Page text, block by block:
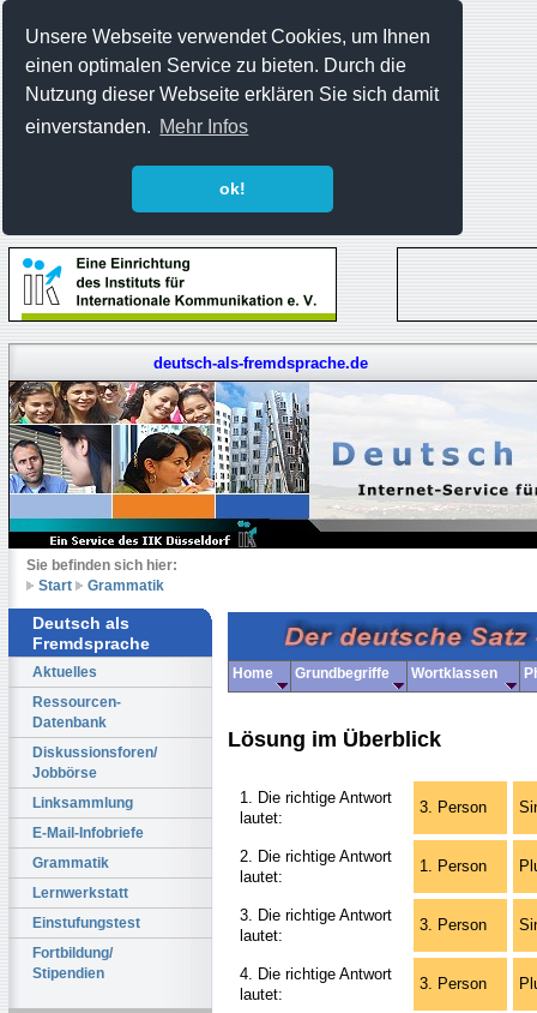
Unsere Webseite verwendet Cookies, um Ihnen
einen optimalen Service zu bieten. Durch die
Nutzung dieser Webseite erklären Sie sich damit
einverstanden. Mehr Infos
ok!
deutsch-als-fremdsprache.de
Sie befinden sich hier:
Start
Grammatik
Deutsch als
Fremdsprache
Aktuelles
Ressourcen-
Datenbank
Diskussionsforen/
Jobbörse
Linksammlung
E-Mail-Infobriefe
Grammatik
Lernwerkstatt
Einstufungstest
Fortbildung/
Stipendien
Lösung im Überblick
1. Die richtige Antwort
lautet:
3. Person
2. Die richtige Antwort
lautet:
1. Person
3. Die richtige Antwort
lautet:
3. Person
4. Die richtige Antwort
lautet:
3. Person
Home Grundbegriffe Wortklassen